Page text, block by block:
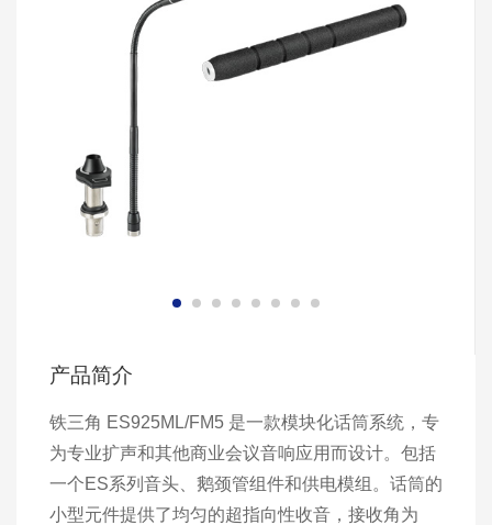
产品简介
铁三角 ES925ML/FM5 是一款模块化话筒系统，专
为专业扩声和其他商业会议音响应用而设计。包括
一个ES系列音头、鹅颈管组件和供电模组。话筒的
小型元件提供了均匀的超指向性收音，接收角为